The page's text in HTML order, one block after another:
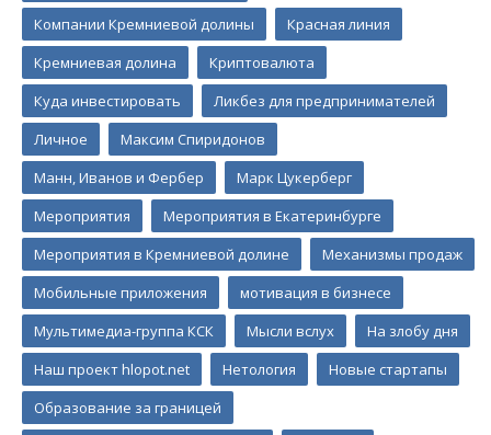
Компании Кремниевой долины
Красная линия
Кремниевая долина
Криптовалюта
Куда инвестировать
Ликбез для предпринимателей
Личное
Максим Спиридонов
Манн, Иванов и Фербер
Марк Цукерберг
Мероприятия
Мероприятия в Екатеринбурге
Мероприятия в Кремниевой долине
Механизмы продаж
Мобильные приложения
мотивация в бизнесе
Мультимедиа-группа КСК
Мысли вслух
На злобу дня
Наш проект hlopot.net
Нетология
Новые стартапы
Образование за границей